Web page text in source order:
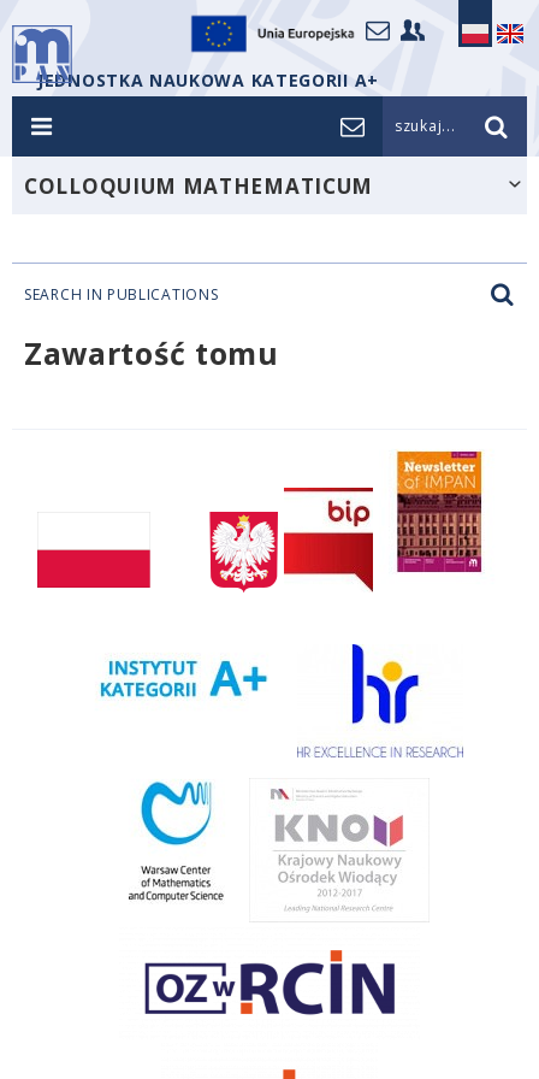
JEDNOSTKA NAUKOWA KATEGORII A+
szukaj...
COLLOQUIUM MATHEMATICUM
SEARCH IN PUBLICATIONS
Zawartość tomu